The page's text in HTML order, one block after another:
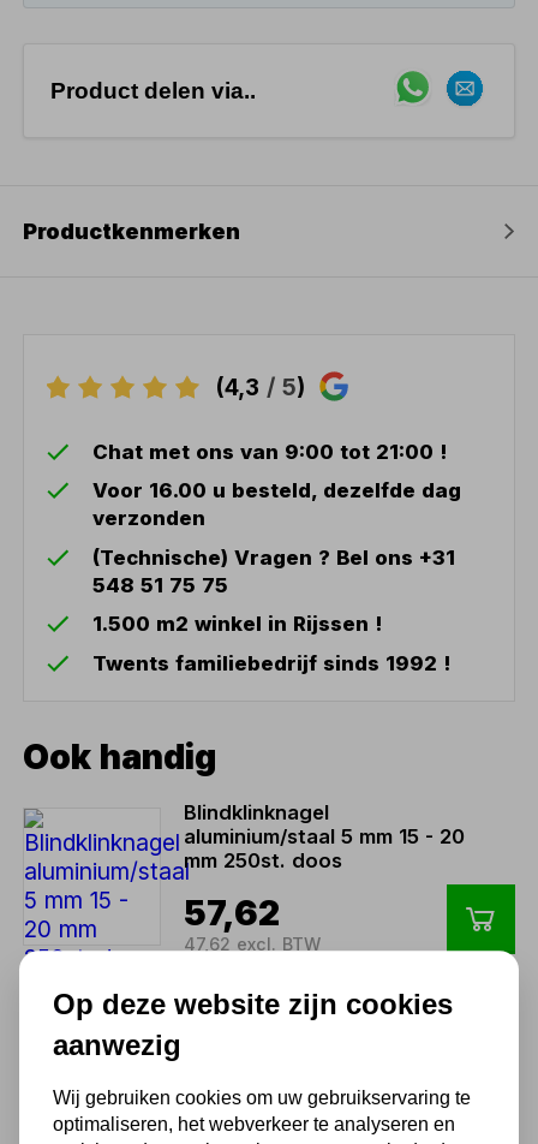
Product delen via..
Productkenmerken
(4,3 / 5)
Chat met ons van 9:00 tot 21:00 !
Voor 16.00 u besteld, dezelfde dag
verzonden
(Technische) Vragen ? Bel ons +31
548 51 75 75
1.500 m2 winkel in Rijssen !
Twents familiebedrijf sinds 1992 !
Ook handig
Blindklinknagel
aluminium/staal 5 mm 15 - 20
mm 250st. doos
57,62
47,62 excl. BTW
Blindklinknagel
49,57
Op deze website zijn cookies
aanwezig
Wij gebruiken cookies om uw gebruikservaring te
optimaliseren, het webverkeer te analyseren en